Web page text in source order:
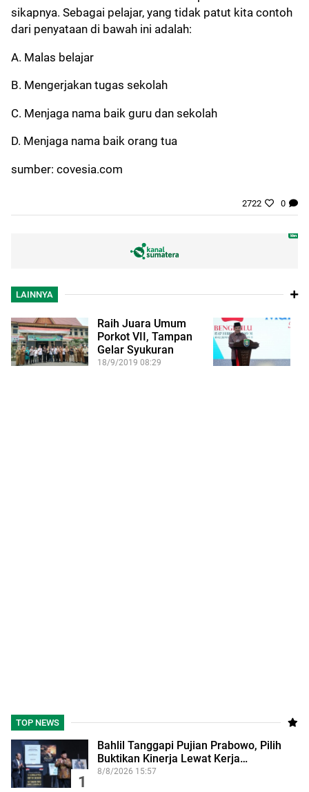
sikapnya. Sebagai pelajar, yang tidak patut kita contoh
dari penyataan di bawah ini adalah:
A. Malas belajar
B. Mengerjakan tugas sekolah
C. Menjaga nama baik guru dan sekolah
D. Menjaga nama baik orang tua
sumber: covesia.com
2722 0
LAINNYA
Raih Juara Umum
Porkot VII, Tampan
Gelar Syukuran
18/9/2019 08:29
TOP NEWS
1
Bahlil Tanggapi Pujian Prabowo, Pilih
Buktikan Kinerja Lewat Kerja…
8/8/2026 15:57